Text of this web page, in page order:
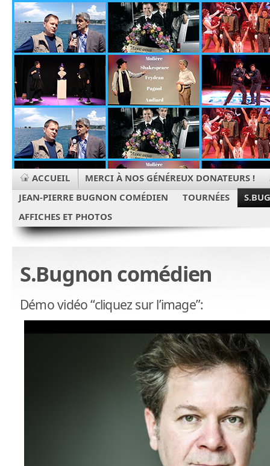
ACCUEIL MERCI À NOS GÉNÉREUX DONATEURS !
JEAN-PIERRE BUGNON COMÉDIEN
TOURNÉES
AFFICHES ET PHOTOS
S.Bugnon comédien
Démo vidéo “cliquez sur l’image”: